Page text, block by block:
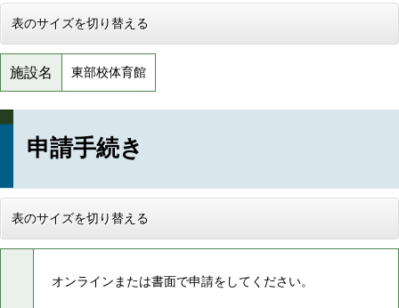
表のサイズを切り替える
施設名 東部校体育館
申請手続き
表のサイズを切り替える
オンラインまたは書面で申請をしてください。